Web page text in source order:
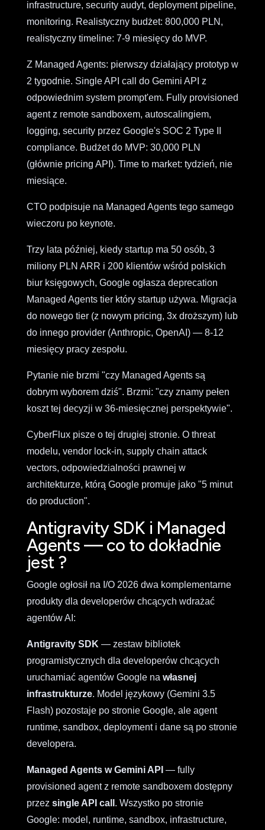
infrastructure, security audyt, deployment pipeline,
monitoring. Realistyczny budżet: 800,000 PLN,
realistyczny timeline: 7-9 miesięcy do MVP.
Z Managed Agents: pierwszy działający prototyp w
2 tygodnie. Single API call do Gemini API z
odpowiednim system prompt'em. Fully provisioned
agent z remote sandboxem, autoscalingiem,
logging, security przez Google's SOC 2 Type II
compliance. Budżet do MVP: 30,000 PLN
(głównie pricing API). Time to market: tydzień, nie
miesiące.
CTO podpisuje na Managed Agents tego samego
wieczoru po keynote.
Trzy lata później, kiedy startup ma 50 osób, 3
miliony PLN ARR i 200 klientów wśród polskich
biur księgowych, Google ogłasza deprecation
Managed Agents tier który startup używa. Migracja
do nowego tier (z nowym pricing, 3x droższym) lub
do innego provider (Anthropic, OpenAI) — 8-12
miesięcy pracy zespołu.
Pytanie nie brzmi "czy Managed Agents są
dobrym wyborem dziś". Brzmi: "czy znamy pełen
koszt tej decyzji w 36-miesięcznej perspektywie".
CyberFlux pisze o tej drugiej stronie. O threat
modelu, vendor lock-in, supply chain attack
vectors, odpowiedzialności prawnej w
architekturze, którą Google promuje jako "5 minut
do production".
Antigravity SDK i Managed
Agents — co to dokładnie
jest ?
Google ogłosił na I/O 2026 dwa komplementarne
produkty dla developerów chcących wdrażać
agentów AI:
Antigravity SDK — zestaw bibliotek
programistycznych dla developerów chcących
uruchamiać agentów Google na własnej
infrastrukturze. Model językowy (Gemini 3.5
Flash) pozostaje po stronie Google, ale agent
runtime, sandbox, deployment i dane są po stronie
developera.
Managed Agents w Gemini API — fully
provisioned agent z remote sandboxem dostępny
przez single API call . Wszystko po stronie
Google: model, runtime, sandbox, infrastructure,